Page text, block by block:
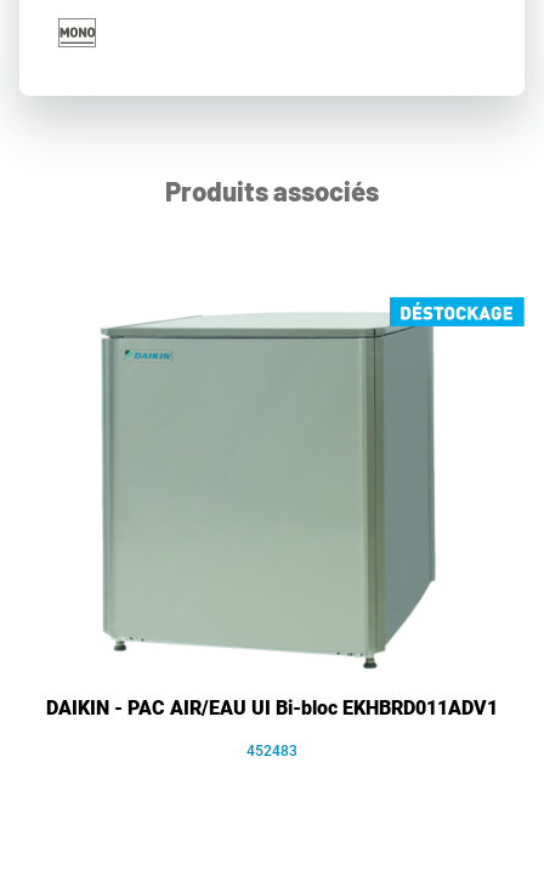
Produits associés
DAIKIN - PAC AIR/EAU UI Bi-bloc EKHBRD011ADV1
452483